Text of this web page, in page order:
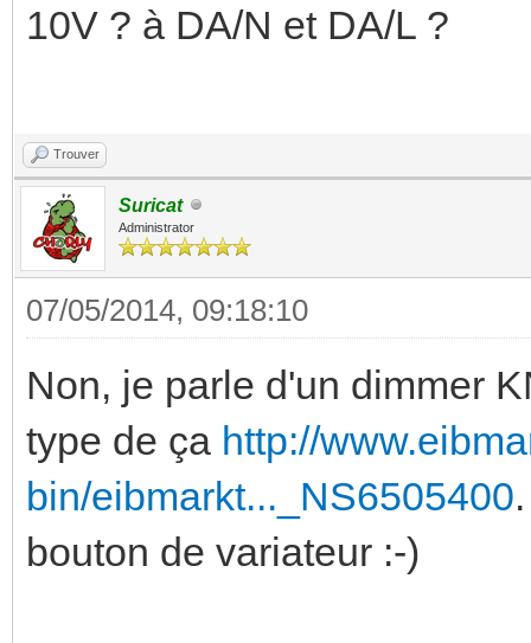
10V ? à DA/N et DA/L ?
Trouver
Suricat
Administrator
07/05/2014, 09:18:10
Non, je parle d'un dimmer
type de ça http://
bin/eibmarkt..._NS6505400
bouton de variateur :-)